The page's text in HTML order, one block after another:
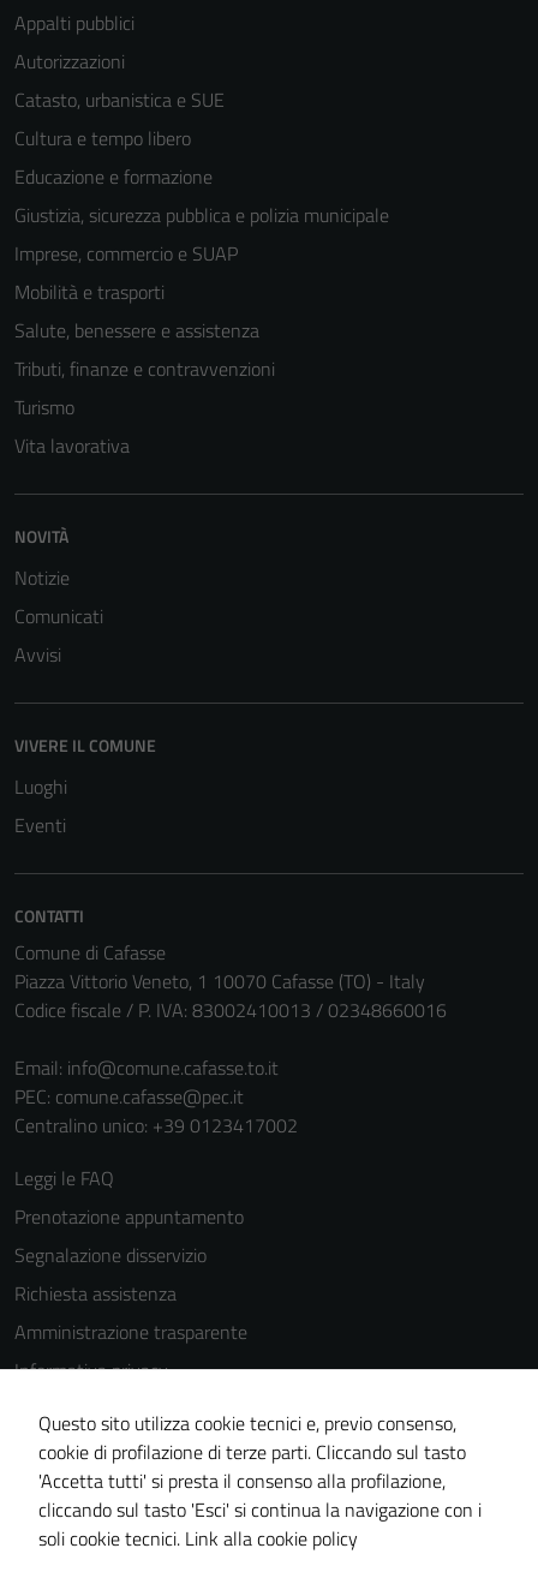
Appalti pubblici
Autorizzazioni
Catasto, urbanistica e SUE
Cultura e tempo libero
Educazione e formazione
Giustizia, sicurezza pubblica e polizia municipale
Imprese, commercio e SUAP
Mobilità e trasporti
Salute, benessere e assistenza
Tributi, finanze e contravvenzioni
Turismo
Vita lavorativa
NOVITÀ
Notizie
Comunicati
Avvisi
VIVERE IL COMUNE
Luoghi
Eventi
CONTATTI
Comune di Cafasse
Piazza Vittorio Veneto, 1 10070 Cafasse (TO) - Italy
Codice fiscale / P. IVA: 83002410013 / 02348660016
Email: info@comune.cafasse.to.it
PEC: comune.cafasse@pec.it
Centralino unico: +39 0123417002
Leggi le FAQ
Prenotazione appuntamento
Segnalazione disservizio
Richiesta assistenza
Amministrazione trasparente
Informativa privacy
Cookie Policy
Note legali
Dichiarazione di accessibilità
Piano di miglioramento del sito
Questo sito utilizza cookie tecnici e, previo consenso,
cookie di profilazione di terze parti. Cliccando sul tasto
'Accetta tutti' si presta il consenso alla profilazione,
cliccando sul tasto 'Esci' si continua la navigazione con i
soli cookie tecnici. Link alla cookie policy
funzionamento